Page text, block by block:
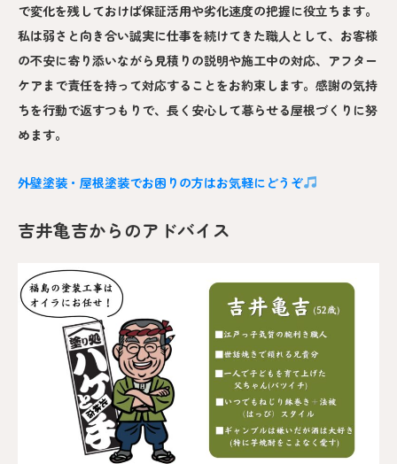
で変化を残しておけば保証活用や劣化速度の把握に役立ちます。
私は弱さと向き合い誠実に仕事を続けてきた職人として、お客様
の不安に寄り添いながら見積りの説明や施工中の対応、アフター
ケアまで責任を持って対応することをお約束します。感謝の気持
ちを行動で返すつもりで、長く安心して暮らせる屋根づくりに努
めます。
外壁塗装・屋根塗装でお困りの方はお気軽にどうぞ
吉井亀吉からのアドバイス